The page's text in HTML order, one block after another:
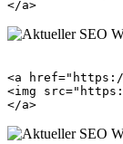
<a
<img